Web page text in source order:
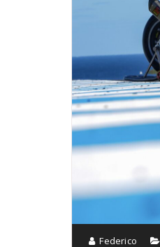
Federico